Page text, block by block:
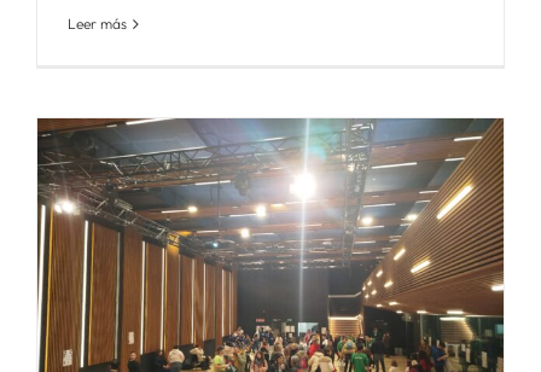
Leer más